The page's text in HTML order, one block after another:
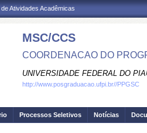
Atividades Acadêmicas
MSC/CCS
COORDENACAO DO
UNIVERSIDADE FEDERAL DO
http://www.posgraduacao.ufpi.br//PPGSC
Processos Seletivos Notícias